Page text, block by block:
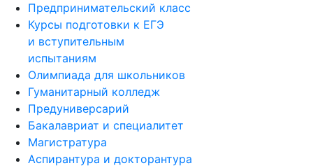
Предпринимательский класс
Курсы подготовки к ЕГЭ
и вступительным
испытаниям
Олимпиада для школьников
Гуманитарный колледж
Предуниверсарий
Бакалавриат и специалитет
Магистратура
Аспирантура и докторантура